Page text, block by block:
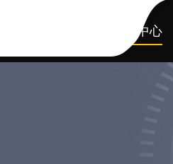
产品中心